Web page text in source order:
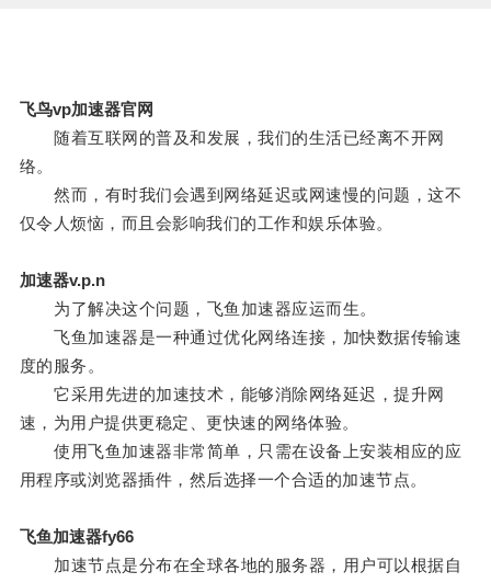
飞鸟vp加速器官网
随着互联网的普及和发展，我们的生活已经离不开网
络。
然而，有时我们会遇到网络延迟或网速慢的问题，这不
仅令人烦恼，而且会影响我们的工作和娱乐体验。
加速器v.p.n
为了解决这个问题，飞鱼加速器应运而生。
飞鱼加速器是一种通过优化网络连接，加快数据传输速
度的服务。
它采用先进的加速技术，能够消除网络延迟，提升网
速，为用户提供更稳定、更快速的网络体验。
使用飞鱼加速器非常简单，只需在设备上安装相应的应
用程序或浏览器插件，然后选择一个合适的加速节点。
飞鱼加速器fy66
加速节点是分布在全球各地的服务器，用户可以根据自